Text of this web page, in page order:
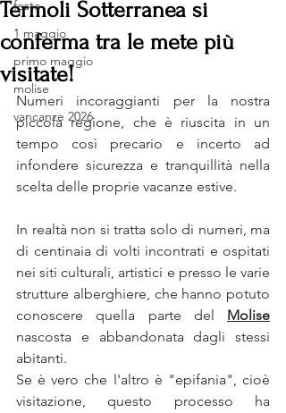
festa
1 maggio
primo maggio
molise
vancanze 2026
Termoli Sotterranea si
conferma tra le mete più
visitate!
Numeri incoraggianti per la nostra
piccola regione, che è riuscita in un
tempo così precario e incerto ad
infondere sicurezza e tranquillità nella
scelta delle proprie vacanze estive.
In realtà non si tratta solo di numeri, ma
di centinaia di volti incontrati e ospitati
nei siti culturali, artistici e presso le varie
strutture alberghiere, che hanno potuto
conoscere quella parte del Molise
nascosta e abbandonata dagli stessi
abitanti.
Se è vero che l'altro è "epifania", cioè
visitazione, questo processo ha